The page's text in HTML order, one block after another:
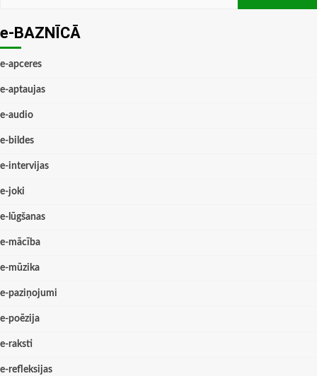
e-BAZNĪCĀ
e-apceres
e-aptaujas
e-audio
e-bildes
e-intervijas
e-joki
e-lūgšanas
e-mācība
e-mūzika
e-paziņojumi
e-poēzija
e-raksti
e-refleksijas